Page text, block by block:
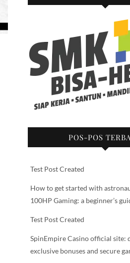
POS-POS
Test Post Created
How to get started with
100HP Gaming: a beginner’s
Test Post Created
SpinEmpire Casino official site:
exclusive bonuses and secure